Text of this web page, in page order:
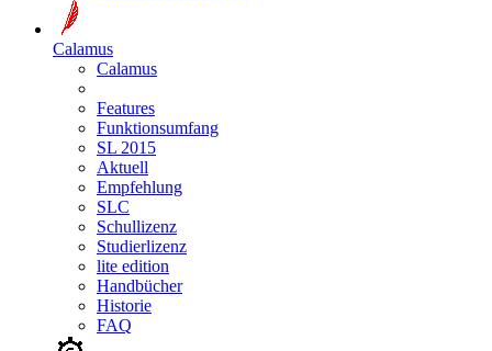
Calamus
Calamus
Features
Funktionsumfang
SL 2015
Aktuell
Empfehlung
SLC
Schullizenz
Studierlizenz
lite edition
Handbücher
Historie
FAQ